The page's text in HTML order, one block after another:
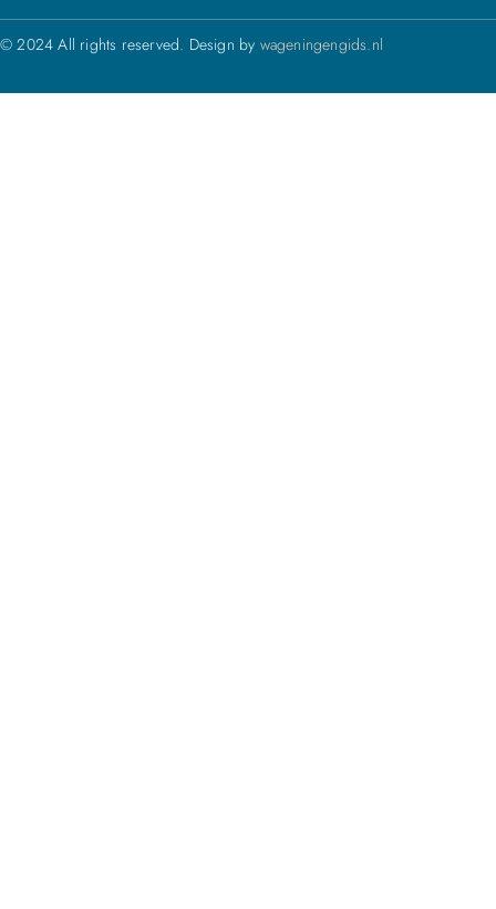
© 2024 All rights reserved. Design by wageningengids.nl